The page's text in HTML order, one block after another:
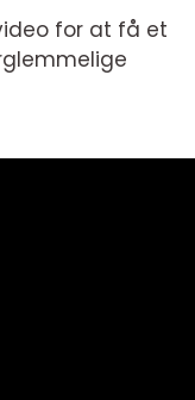
for at få et